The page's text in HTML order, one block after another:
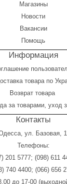
Магазины
Новости
Вакансии
Помощь
Информация
товара по
Возврат товара
за товарами, уход
Контакты
ул. Базовая,
Телефоны:
201 5777; (098) 611
740 4400; (066) 656
до 17-00